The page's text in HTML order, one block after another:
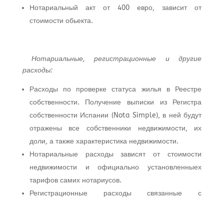
Нотариальный акт от 400 евро, зависит от
стоимости обьекта.
Нотариальные, регистрационные и другие
расходы:
Расходы по проверке статуса жилья в Реестре
собственности. Получение выписки из Регистра
собственности Испании (Nota Simple), в ней будут
отражены все собственники недвижимости, их
доли, а также характеристика недвижимости.
Нотариальные расходы зависят от стоимости
недвижимости и официально установленныех
тарифов самих нотариусов.
Регистрационные расходы связанные с